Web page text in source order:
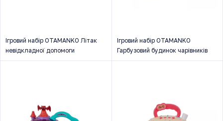
Ігровий набір OTAMANKO Літак
невідкладної допомоги
Ігровий набір OTAMANKO
Гарбузовий будинок чарівників